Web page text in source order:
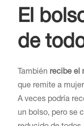
El
de
También recibe el
que remite a
A veces podría
un bolso, pero se